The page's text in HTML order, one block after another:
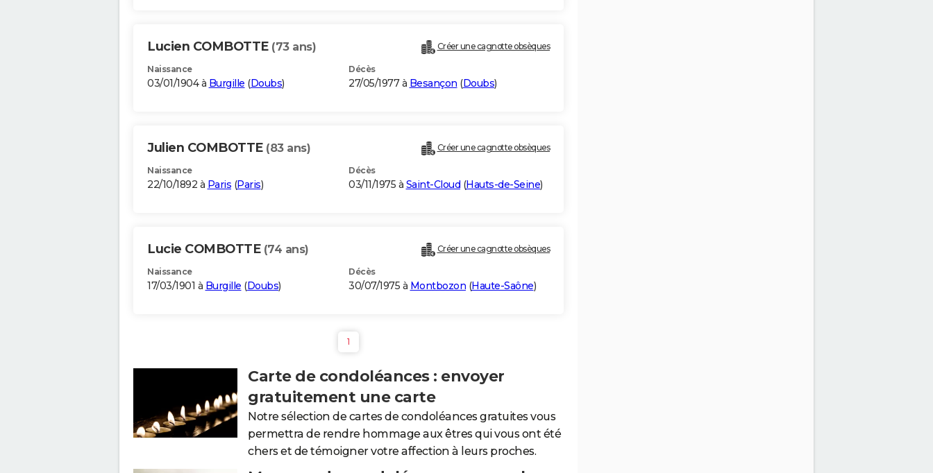
Lucien COMBOTTE (73 ans) Créer une cagnotte obsèques
Naissance
03/01/1904 à Burgille (Doubs)
Décès
27/05/1977 à Besançon (Doubs)
Julien COMBOTTE (83 ans) Créer une cagnotte obsèques
Naissance
22/10/1892 à Paris (Paris)
Décès
03/11/1975 à Saint-Cloud (Hauts-de-Seine)
Lucie COMBOTTE (74 ans) Créer une cagnotte obsèques
Naissance
17/03/1901 à Burgille (Doubs)
Décès
30/07/1975 à Montbozon (Haute-Saône)
1
Carte de condoléances : envoyer
gratuitement une carte
Notre sélection de cartes de condoléances gratuites vous
permettra de rendre hommage aux êtres qui vous ont été
chers et de témoigner votre affection à leurs proches.